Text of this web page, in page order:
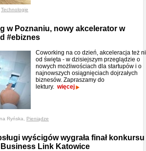
Technologie
w Poznaniu, nowy akcelerator w
#ebiznes
Coworking na co dzień, akceleracja też
od święta - w dzisiejszym przeglądzie o
nowych możliwościach dla startupów i o
najnowszych osiągnięciach dojrzałych
biznesów. Zapraszamy do
lektury. więcej
Ryńska, Pieniądze
wyścigów wygrała finał konkursu
Business Link Katowice